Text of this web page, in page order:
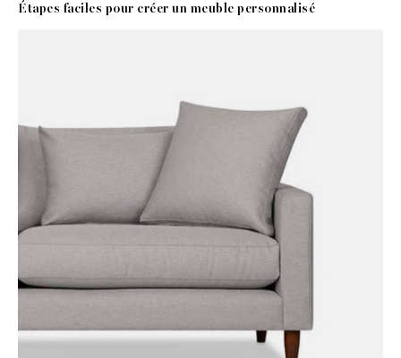
Étapes faciles pour créer un meuble personnalisé